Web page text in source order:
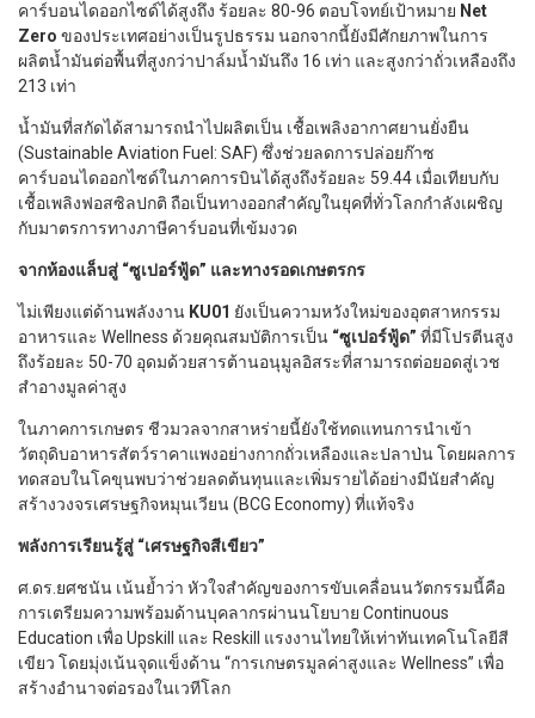
คาร์บอนไดออกไซด์ได้สูงถึง ร้อยละ 80-96 ตอบโจทย์เป้าหมาย Net
Zero ของประเทศอย่างเป็นรูปธรรม นอกจากนี้ยังมีศักยภาพในการ
ผลิตน้ำมันต่อพื้นที่สูงกว่าปาล์มน้ำมันถึง 16 เท่า และสูงกว่าถั่วเหลืองถึง
213 เท่า
น้ำมันที่สกัดได้สามารถนำไปผลิตเป็น เชื้อเพลิงอากาศยานยั่งยืน
(Sustainable Aviation Fuel: SAF) ซึ่งช่วยลดการปล่อยก๊าซ
คาร์บอนไดออกไซด์ในภาคการบินได้สูงถึงร้อยละ 59.44 เมื่อเทียบกับ
เชื้อเพลิงฟอสซิลปกติ ถือเป็นทางออกสำคัญในยุคที่ทั่วโลกกำลังเผชิญ
กับมาตรการทางภาษีคาร์บอนที่เข้มงวด
จากห้องแล็บสู่ “ซูเปอร์ฟู้ด” และทางรอดเกษตรกร
ไม่เพียงแต่ด้านพลังงาน KU01 ยังเป็นความหวังใหม่ของอุตสาหกรรม
อาหารและ Wellness ด้วยคุณสมบัติการเป็น “ซูเปอร์ฟู้ด” ที่มีโปรตีนสูง
ถึงร้อยละ 50-70 อุดมด้วยสารต้านอนุมูลอิสระที่สามารถต่อยอดสู่เวช
สำอางมูลค่าสูง
ในภาคการเกษตร ชีวมวลจากสาหร่ายนี้ยังใช้ทดแทนการนำเข้า
วัตถุดิบอาหารสัตว์ราคาแพงอย่างกากถั่วเหลืองและปลาป่น โดยผลการ
ทดสอบในโคขุนพบว่าช่วยลดต้นทุนและเพิ่มรายได้อย่างมีนัยสำคัญ
สร้างวงจรเศรษฐกิจหมุนเวียน (BCG Economy) ที่แท้จริง
พลังการเรียนรู้สู่ “เศรษฐกิจสีเขียว”
ศ.ดร.ยศชนัน เน้นย้ำว่า หัวใจสำคัญของการขับเคลื่อนนวัตกรรมนี้คือ
การเตรียมความพร้อมด้านบุคลากรผ่านนโยบาย Continuous
Education เพื่อ Upskill และ Reskill แรงงานไทยให้เท่าทันเทคโนโลยีสี
เขียว โดยมุ่งเน้นจุดแข็งด้าน “การเกษตรมูลค่าสูงและ Wellness” เพื่อ
สร้างอำนาจต่อรองในเวทีโลก